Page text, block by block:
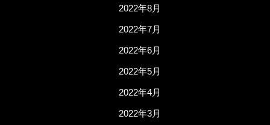
2022年8月
2022年7月
2022年6月
2022年5月
2022年4月
2022年3月